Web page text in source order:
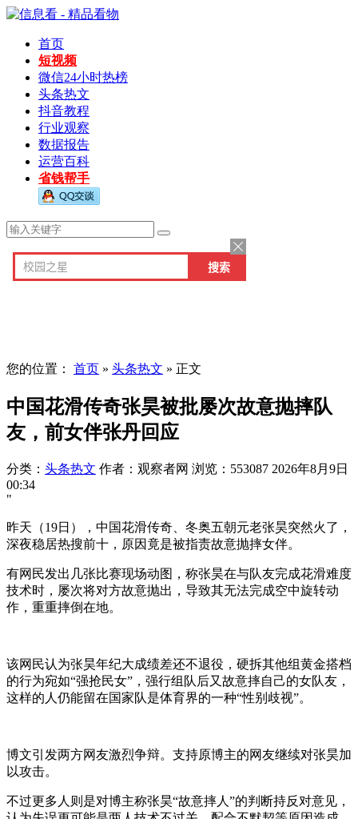
首页
短视频
微信24小时热榜
头条热文
抖音教程
行业观察
数据报告
运营百科
省钱帮手
您的位置： 首页 » 头条热文 » 正文
中国花滑传奇张昊被批屡次故意抛摔队
友，前女伴张丹回应
分类： 头条热文 作者：观察者网 浏览：553087 2026年8月9日
00:34
"
昨天（19日），中国花滑传奇、冬奥五朝元老张昊突然火了，
深夜稳居热搜前十，原因竟是被指责故意抛摔女伴。
有网民发出几张比赛现场动图，称张昊在与队友完成花滑难度
技术时，屡次将对方故意抛出，导致其无法完成空中旋转动
作，重重摔倒在地。
该网民认为张昊年纪大成绩差还不退役，硬拆其他组黄金搭档
的行为宛如“强抢民女”，强行组队后又故意摔自己的女队友，
这样的人仍能留在国家队是体育界的一种“性别歧视”。
博文引发两方网友激烈争辩。支持原博主的网友继续对张昊加
以攻击。
不过更多人则是对博主称张昊“故意摔人”的判断持反对意见，